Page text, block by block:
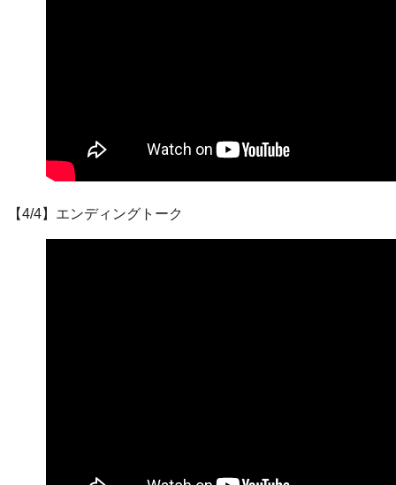
【4/4】エンディングトーク